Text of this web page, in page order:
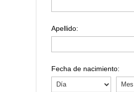
Apellido:
Fecha de nacimiento: